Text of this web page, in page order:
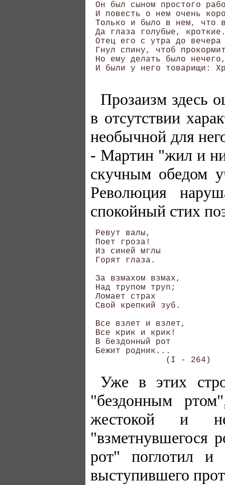
Он был сыном простого
И повесть о нем очень
Только и было в нем, что
Да глаза голубые,
Отец его с утра до
Гнул спину, чтоб
Но ему делать было
И были у него товарищи:
Прозаизм здесь
в отсутствии
необычной для
- Мартин "жил и
скучным обедом
Революция
спокойный стих
Ревут валы,
Поет гроза!
Из синей мглы
Горят глаза.
За взмахом взмах,
Над трупом труп;
Ломает страх
Свой крепкий зуб.
Все взлет и взлет,
Все крик и крик!
В бездонный рот
Бежит родник...
Уже в этих
"бездонным
жестокой и
"взметнувшегося
рот" поглотил и
выступившего